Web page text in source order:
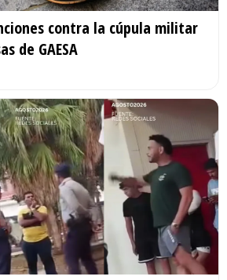
contra la cúpula militar
de GAESA